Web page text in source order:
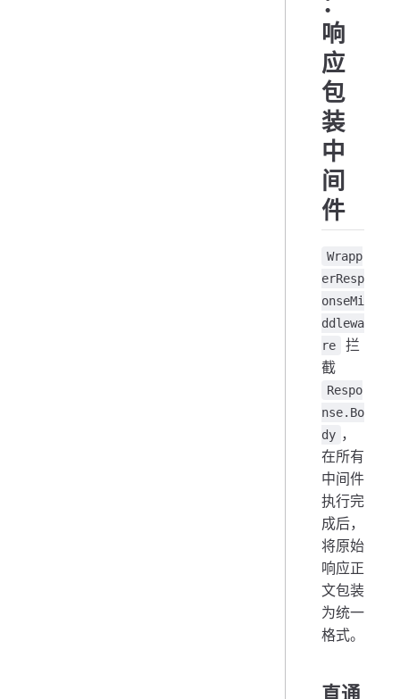
响
应
包
装
中
间
件
Wrapp
erResp
onseMi
ddlewa
re
拦
截
Respo
nse.Bo
dy ，
在所有
中间件
执行完
成后，
将原始
响应正
文包装
为统一
格式。
直通